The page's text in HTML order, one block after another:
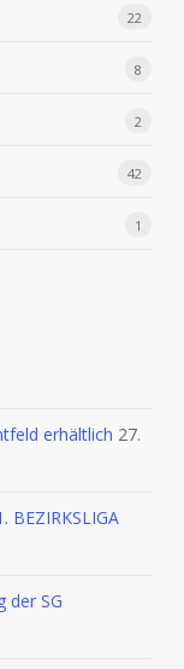
22
8
2
42
1
erhältlich 27.
BEZIRKSLIGA
der SG